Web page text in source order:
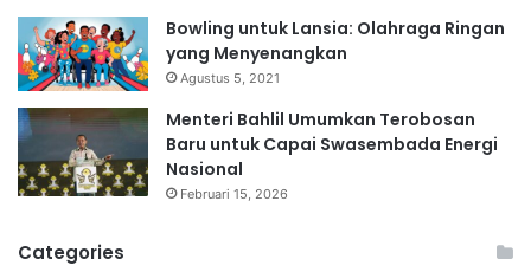
Bowling untuk Lansia: Olahraga Ringan
yang Menyenangkan
Agustus 5, 2021
Menteri Bahlil Umumkan Terobosan
Baru untuk Capai Swasembada Energi
Nasional
Februari 15, 2026
Categories